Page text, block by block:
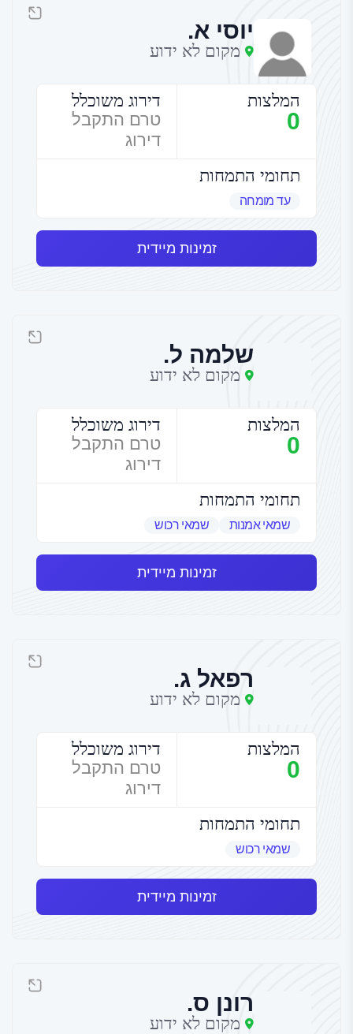
יוסי א.
מקום לא ידוע
המלצות
0
דירוג משוכלל
טרם התקבל
דירוג
תחומי התמחות
עד מומחה
זמינות מיידית
שלמה ל.
מקום לא ידוע
המלצות
0
דירוג משוכלל
טרם התקבל
דירוג
תחומי התמחות
שמאי אמנות שמאי רכוש
זמינות מיידית
רפאל ג.
מקום לא ידוע
המלצות
0
דירוג משוכלל
טרם התקבל
דירוג
תחומי התמחות
שמאי רכוש
זמינות מיידית
רונן ס.
מקום לא ידוע